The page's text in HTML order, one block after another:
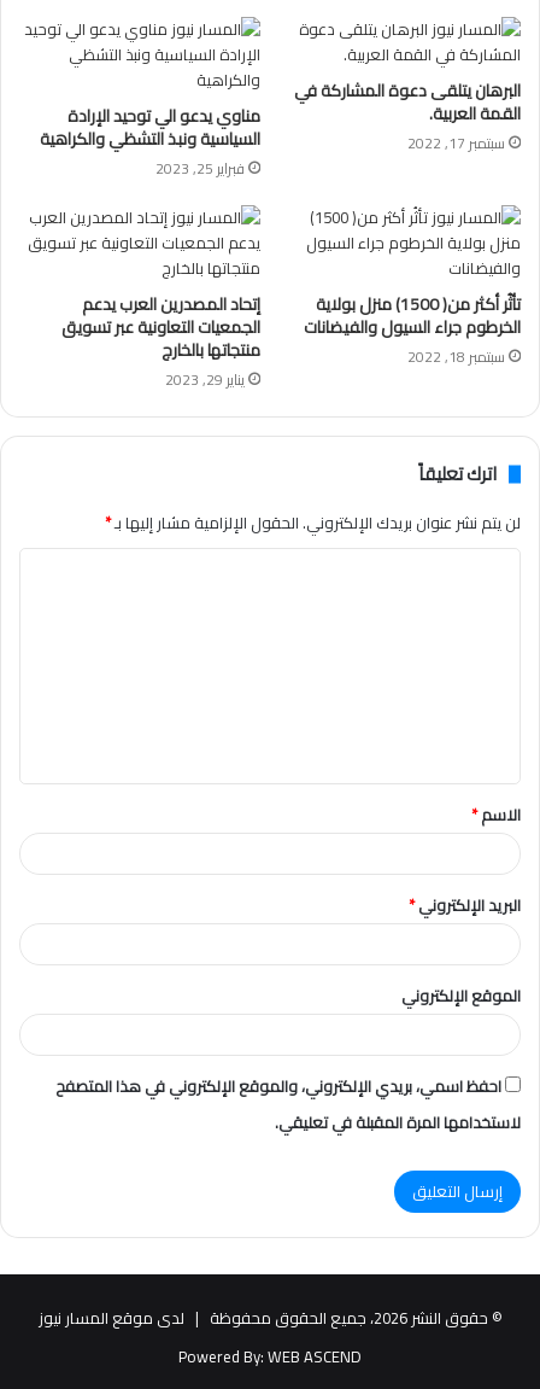
البرهان يتلقى دعوة المشاركة في
القمة العربية.
سبتمبر 17, 2022
مناوي يدعو الي توحيد الإرادة
السياسية ونبذ التشظي والكراهية
فبراير 25, 2023
تأثُر أكثر من( 1500) منزل بولاية
الخرطوم جراء السيول والفيضانات
سبتمبر 18, 2022
إتحاد المصدرين العرب يدعم
الجمعيات التعاونية عبر تسويق
منتجاتها بالخارج
يناير 29, 2023
اترك تعليقاً
لن يتم نشر عنوان بريدك الإلكتروني.الحقول الإلزامية مشار إليها بـ*
ق
*
الاسم*
البريد الإلكتروني*
الموقع الإلكتروني
احفظ اسمي، بريدي الإلكتروني، والموقع الإلكتروني في هذا المتصفح
لاستخدامها المرة المقبلة في تعليقي.
© حقوق النشر 2026، جميع الحقوق محفوظة |
لدى موقع المسار نيوز
Powered By:WEB ASCEND